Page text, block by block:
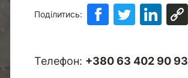
Поділитись:
Телефон: +380 63 402 90 93